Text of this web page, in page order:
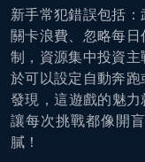
新手常犯錯誤包括
關卡浪費、忽略每
制，資源集中投資
於可以設定自動奔
發現，這遊戲的魅
讓每次挑戰都像開
膩！